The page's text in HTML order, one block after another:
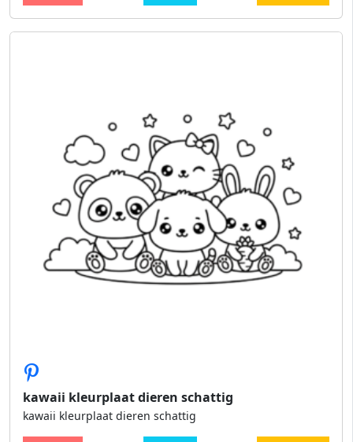
kawaii kleurplaat dieren schattig
kawaii kleurplaat dieren schattig